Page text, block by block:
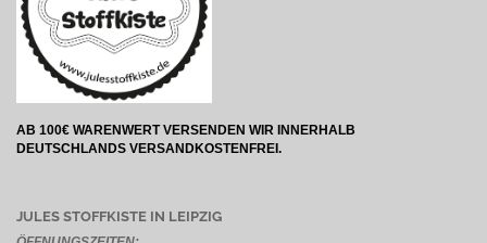
AB 100€ WARENWERT VERSENDEN WIR INNERHALB
DEUTSCHLANDS VERSANDKOSTENFREI.
JULES STOFFKISTE IN LEIPZIG